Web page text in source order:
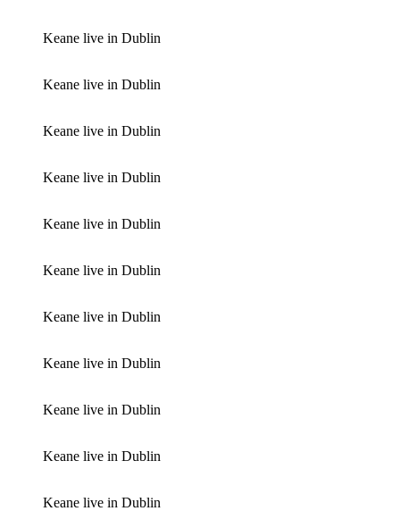
Keane live in Dublin
Keane live in Dublin
Keane live in Dublin
Keane live in Dublin
Keane live in Dublin
Keane live in Dublin
Keane live in Dublin
Keane live in Dublin
Keane live in Dublin
Keane live in Dublin
Keane live in Dublin